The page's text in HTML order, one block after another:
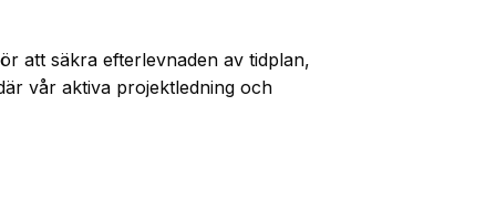
att säkra efterlevnaden av tidplan,
vår aktiva projektledning och